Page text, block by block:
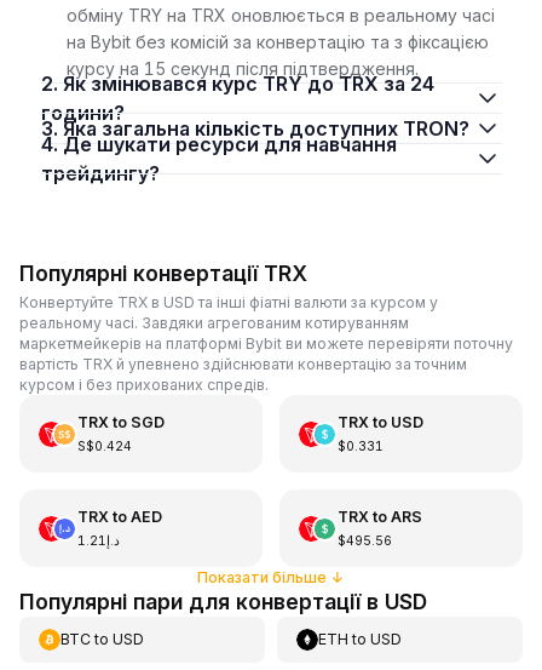
обміну TRY на TRX оновлюється в реальному часі
на Bybit без комісій за конвертацію та з фіксацією
курсу на 15 секунд після підтвердження.
2. Як змінювався курс TRY до TRX за 24
години?
3. Яка загальна кількість доступних TRON?
4. Де шукати ресурси для навчання
трейдингу?
Популярні конвертації TRX
Конвертуйте TRX в USD та інші фіатні валюти за курсом у
реальному часі. Завдяки агрегованим котируванням
маркетмейкерів на платформі Bybit ви можете перевіряти поточну
вартість TRX й упевнено здійснювати конвертацію за точним
курсом і без прихованих спредів.
TRXto SGD
S$0.424
TRXto USD
$0.331
TRXto AED
د.إ1.21
TRXto ARS
$495.56
Показати більше ↓
Популярні пари для конвертації в USD
BTCto USD ETH toUSD